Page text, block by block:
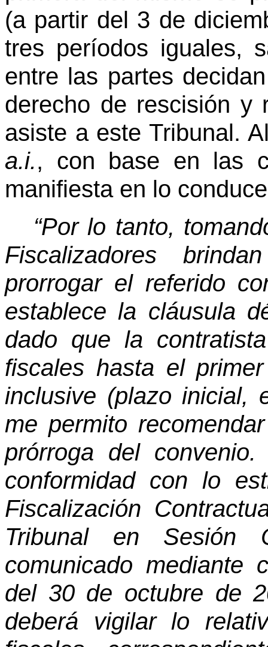
(a partir del 3 de
tres períodos iguales,
entre las partes
derecho de rescisión y
asiste a este Tribunal.
a.i., con base en las
manifiesta en lo
“Por lo tanto,
Fiscalizadores
prorrogar el referido
establece la cláusula
dado que la
fiscales hasta el
inclusive (plazo inicial,
me permito
prórroga del
conformidad con lo
Fiscalización
Tribunal en Sesión
comunicado mediante
del 30 de octubre de
deberá vigilar lo